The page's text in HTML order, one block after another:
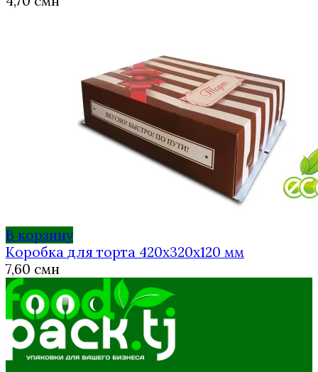
В корзину
Коробка для торта 420х320х120 мм
7,60 смн